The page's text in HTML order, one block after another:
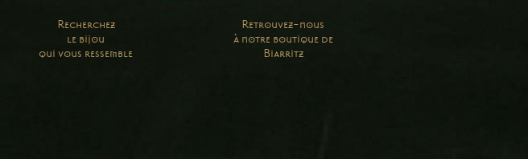
Recherchez
le bijou
qui vous ressemble
Retrouvez-nous
à notre boutique de
Biarritz